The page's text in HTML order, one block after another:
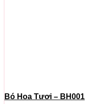
Bó Hoa Tươi – BH001